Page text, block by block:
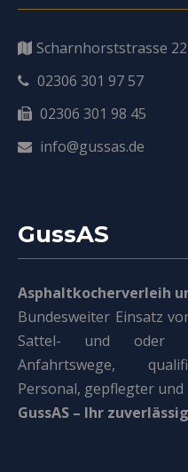
Scharnhorststrasse
02306 301 97 57
02306 301 98 45
info@gussas.de
GussAS
Asphaltkocherverleih
Bundesweiter Einsatz
Sattel- und oder
Anfahrtswege,
Personal, gepflegter
GussAS – Ihr